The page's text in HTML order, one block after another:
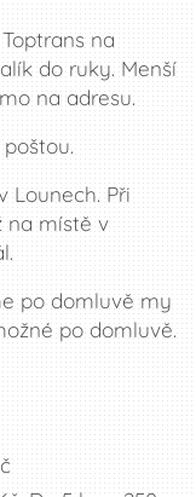
na
do ruky. Menší
na adresu.
Lounech. Při
na místě v
po domluvě my
po domluvě.